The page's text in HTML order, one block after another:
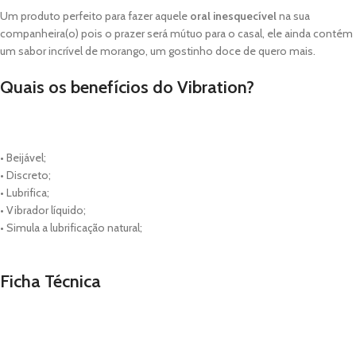
Um produto perfeito para fazer aquele oral inesquecívelna sua
companheira(o) pois o prazer será mútuo para o casal, ele ainda contém
um sabor incrível de morango, um gostinho doce de quero mais.
Quais os benefícios do Vibration?
• Beijável;
• Discreto;
• Lubrifica;
• Vibrador líquido;
• Simula a lubrificação natural;
Ficha Técnica